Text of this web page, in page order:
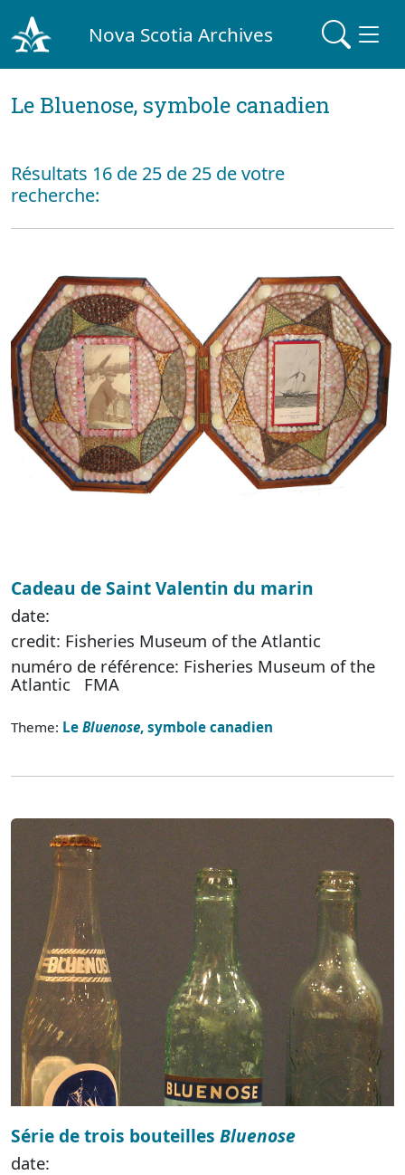
Nova Scotia Archives
Le Bluenose, symbole canadien
Résultats 16 de 25 de 25 de votre
recherche:
Cadeau de Saint Valentin du marin
date:
credit: Fisheries Museum of the Atlantic
numéro de référence: Fisheries Museum of the
Atlantic FMA
Theme: Le Bluenose, symbole canadien
Série de trois bouteilles Bluenose
date: